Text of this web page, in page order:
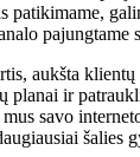
patikimame,
pajungtame
aukšta
planai ir
savo
šalies